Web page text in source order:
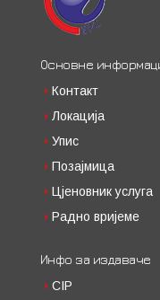
Основне
Контакт
Локација
Упис
Позајмица
Цјеновник услуга
Радно вријеме
Инфо за издаваче
CIP